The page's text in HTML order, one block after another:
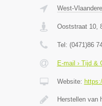
West-
Ooststraat 10,
Tel: (0471)86
E-mail › Tijd &
Website:
Herstellen van